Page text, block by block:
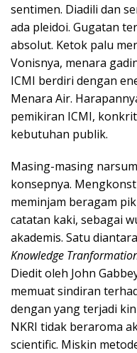
sentimen. Diadili dan
ada pleidoi. Gugatan
absolut. Ketok palu
Vonisnya, menara
ICMI berdiri dengan
Menara Air.
pemikiran ICMI,
kebutuhan publik.
Masing-masing
konsepnya.
meminjam beragam
catatan kaki, sebagai
akademis. Satu
Knowledge
Diedit oleh John
memuat sindiran
dengan yang terjadi
NKRI tidak beraroma
scientific. Miskin